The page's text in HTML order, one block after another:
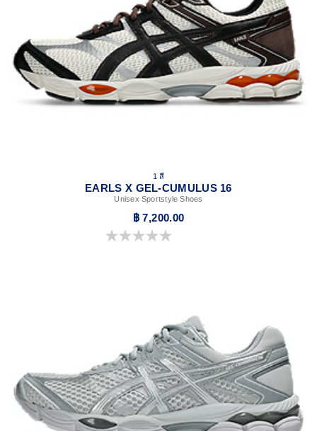
1 สี
EARLS X GEL-CUMULUS 16
Unisex Sportstyle Shoes
฿ 7,200.00
0.0 จาก 5 ดาว